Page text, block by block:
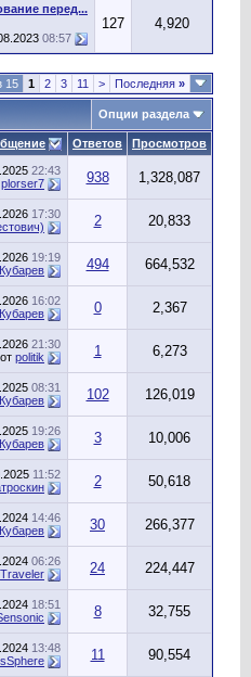
перед...
08:57
127 4,920
15 1 2 3 11 > Последняя »
Опции раздела
Ответов Просмотров
22:43
plorser7 938 1,328,087
17:30
2 20,833
19:19
Кубарев 494 664,532
16:02
Кубарев 0 2,367
21:30
от politik 1 6,273
08:31
Кубарев 102 126,019
19:26
Кубарев 3 10,006
11:52
2 50,618
14:46
Кубарев 30 266,377
06:26
Traveler 24 224,447
18:51
8 32,755
13:48
11 90,554